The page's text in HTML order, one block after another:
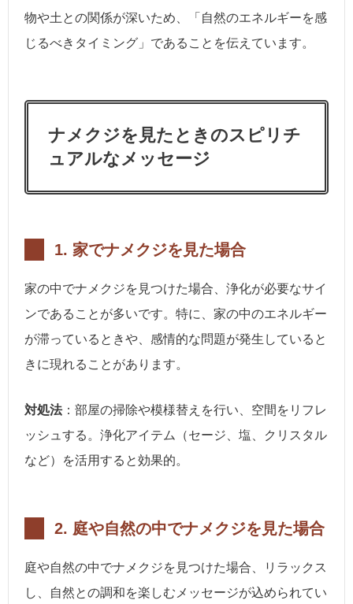
物や土との関係が深いため、「自然のエネルギーを感
じるべきタイミング」であることを伝えています。
ナメクジを見たときのスピリチ
ュアルなメッセージ
1. 家でナメクジを見た場合
家の中でナメクジを見つけた場合、浄化が必要なサイ
ンであることが多いです。特に、家の中のエネルギー
が滞っているときや、感情的な問題が発生していると
きに現れることがあります。
対処法：部屋の掃除や模様替えを行い、空間をリフレ
ッシュする。浄化アイテム（セージ、塩、クリスタル
など）を活用すると効果的。
2. 庭や自然の中でナメクジを見た場合
庭や自然の中でナメクジを見つけた場合、リラックス
し、自然との調和を楽しむメッセージが込められてい